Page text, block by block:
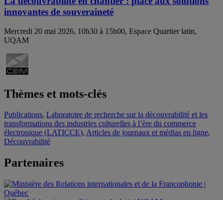
innovantes de souveraineté
Mercredi 20 mai 2026, 10h30 à 15h00, Espace Quartier latin,
UQAM
Thèmes et mots-clés
Publications, Laboratoire de recherche sur la découvrabilité et les
transformations des industries culturelles à l’ère du commerce
électronique (LATICCE), Articles de journaux et médias en ligne,
Découvrabilité
Partenaires